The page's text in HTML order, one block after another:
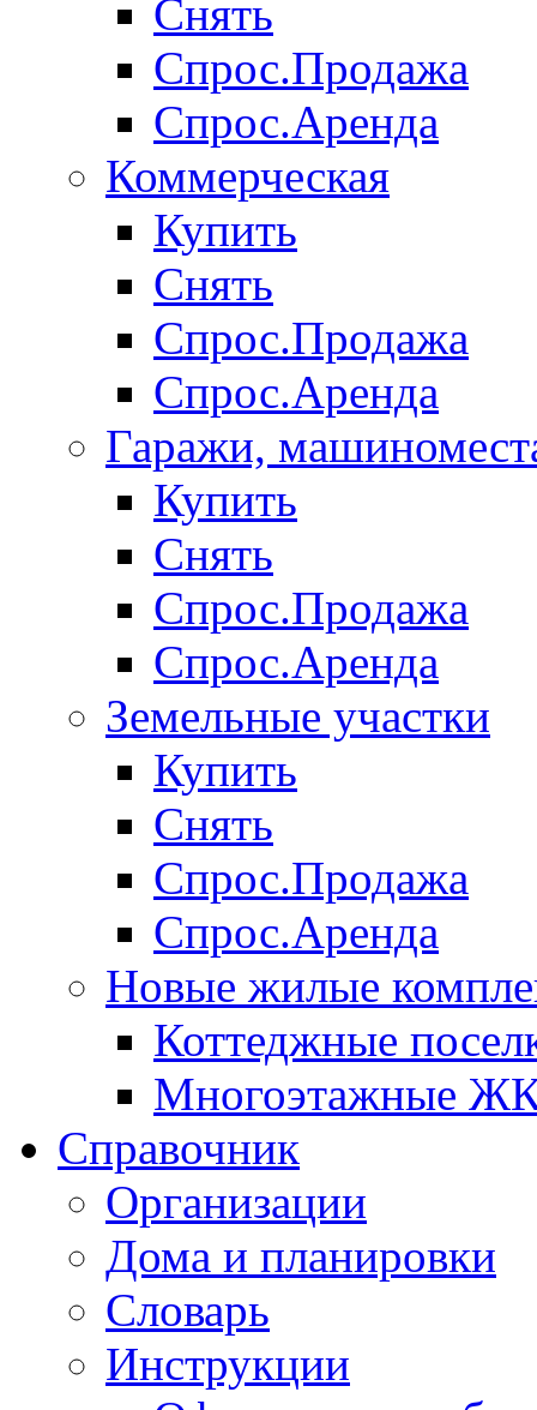
Снять
Спрос.Продажа
Спрос.Аренда
Коммерческая
Купить
Снять
Спрос.Продажа
Спрос.Аренда
Гаражи,
Купить
Снять
Спрос.Продажа
Спрос.Аренда
Земельные участки
Купить
Снять
Спрос.Продажа
Спрос.Аренда
Новые жилые
Коттеджные
Многоэтажные
Справочник
Организации
Дома и планировки
Словарь
Инструкции